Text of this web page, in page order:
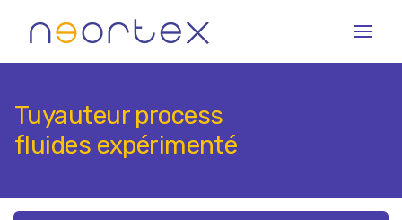
content
Tuyauteur process
fluides expérimenté